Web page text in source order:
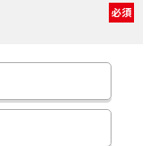
必須